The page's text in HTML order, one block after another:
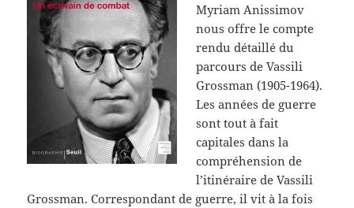
Myriam Anissimov
nous offre le compte
rendu détaillé du
parcours de Vassili
Grossman (1905-1964).
Les années de guerre
sont tout à fait
capitales dans la
compréhension de
l’itinéraire de Vassili
Grossman. Correspondant de guerre, il vit à la fois